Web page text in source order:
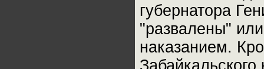
губернатора
"развалены"
наказанием.